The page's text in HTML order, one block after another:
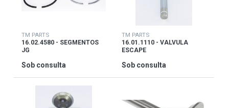
TM PARTS
16.02.4580 - SEGMENTOS
JG
Sob consulta
TM PARTS
16.01.1110 - VALVULA
ESCAPE
Sob consulta